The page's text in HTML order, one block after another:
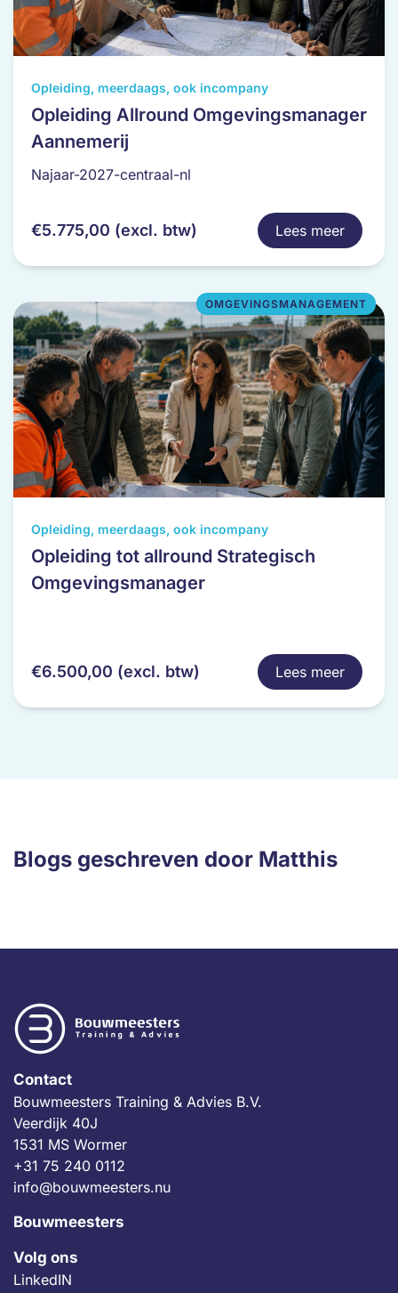
Opleiding, meerdaags, ook incompany
Opleiding Allround Omgevingsmanager
Aannemerij
Najaar-2027-centraal-nl
€5.775,00 (excl. btw) Lees meer
Dit
product
heeft
meerdere
variaties.
kan
op
de
productpagina
Opleiding, meerdaags, ook incompany
Opleiding tot allround Strategisch
Omgevingsmanager
OMGEVINGSMANAGEMENT
€6.500,00 (excl. btw) Lees meer
Dit
product
heeft
meerdere
kan
Blogs geschreven door Matthis
Contact
Bouwmeesters Training & Advies B.V.
Veerdijk 40J
1531 MS Wormer
+31 75 240 0112
info@bouwmeesters.nu
Bouwmeesters
Volg ons
LinkedIN